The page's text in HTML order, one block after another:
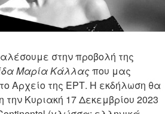
στην προβολή της
Μαρία Κάλλαςπου μας
Αρχείο της ΕΡΤ. Η εκδήλωση θα
Κυριακή 17 Δεκεμβρίου 2023